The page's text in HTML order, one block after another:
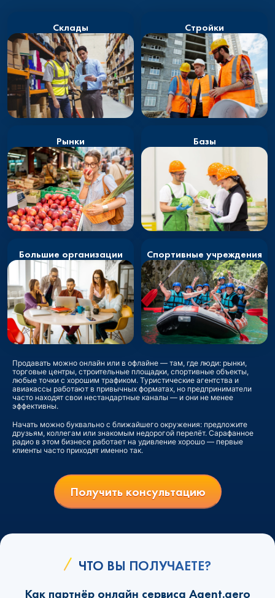
Склады Стройки
Рынки Базы
Большие организации Спортивные учреждения
Продавать можно онлайн или в офлайне — там, где люди: рынки,
торговые центры, строительные площадки, спортивные объекты,
любые точки с хорошим трафиком. Туристические агентства и
авиакассы работают в привычных форматах, но предприниматели
часто находят свои нестандартные каналы — и они не менее
эффективны.
Начать можно буквально с ближайшего окружения: предложите
друзьям, коллегам или знакомым недорогой перелёт. Сарафанное
радио в этом бизнесе работает на удивление хорошо — первые
клиенты часто приходят именно так.
Получить консультацию
ЧТО ВЫ ПОЛУЧАЕТЕ?
Как партнёр онлайн сервиса Agent.aero